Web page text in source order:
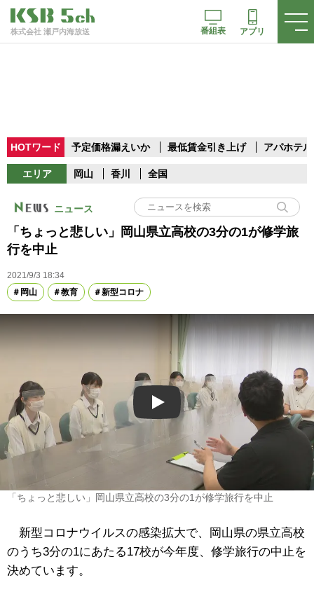
株式会社 瀬戸内海放送 番組表 アプリ
HOTワード 予定価格漏えいか 最低賃金引き上げ アパホテル
エリア 岡山 香川 全国
ニュース
「ちょっと悲しい」岡山県立高校の3分の1が修学旅
行を中止
2021/9/3 18:34
岡山
教育 新型コロナ
Play
「ちょっと悲しい」岡山県立高校の3分の1が修学旅行を中止
新型コロナウイルスの感染拡大で、岡山県の県立高校
のうち3分の1にあたる17校が今年度、修学旅行の中止を
決めています。